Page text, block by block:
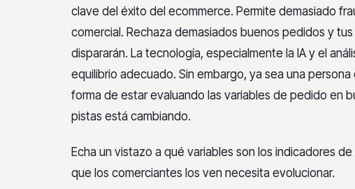
clave del éxito del ecommerce. Permite demasiado
comercial. Rechaza demasiados buenos pedidos y
dispararán. La tecnología, especialmente la IA y el
equilibrio adecuado. Sin embargo, ya sea una
forma de estar evaluando las variables de pedido en
pistas está cambiando.
Echa un vistazo a qué variables son los indicadores
que los comerciantes los ven necesita evolucionar.